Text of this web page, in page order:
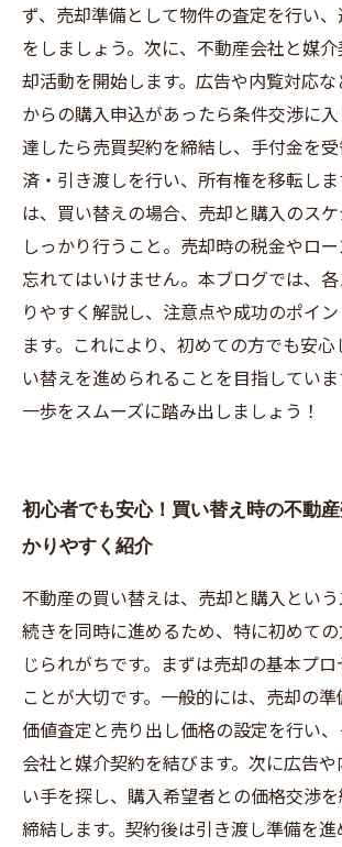
ず、売却準備として物件の査定を行い
をしましょう。次に、不動産会社と媒
却活動を開始します。広告や内覧対応
からの購入申込があったら条件交渉に
達したら売買契約を締結し、手付金を
済・引き渡しを行い、所有権を移転し
は、買い替えの場合、売却と購入のス
しっかり行うこと。売却時の税金やロ
忘れてはいけません。本ブログでは、
りやすく解説し、注意点や成功のポイ
ます。これにより、初めての方でも安
い替えを進められることを目指してい
一歩をスムーズに踏み出しましょう！
初心者でも安心！買い替え時の不動
かりやすく紹介
不動産の買い替えは、売却と購入とい
続きを同時に進めるため、特に初めて
じられがちです。まずは売却の基本プ
ことが大切です。一般的には、売却の
価値査定と売り出し価格の設定を行い
会社と媒介契約を結びます。次に広告
い手を探し、購入希望者との価格交渉
締結します。契約後は引き渡し準備を